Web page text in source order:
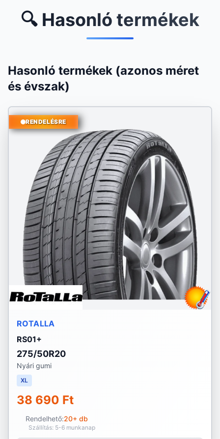
🔍 Hasonló termékek
Hasonló termékek (azonos méret
és évszak)
RENDELÉSRE
ROTALLA
RS01+
275/50R20
Nyári gumi
XL
38 690 Ft
Rendelhető:20+ db
Szállítás: 5-6 munkanap